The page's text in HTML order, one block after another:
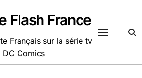
Flash France
Français sur la série tv
DC Comics